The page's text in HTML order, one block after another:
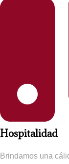
Hospitalidad​
Brindamos una